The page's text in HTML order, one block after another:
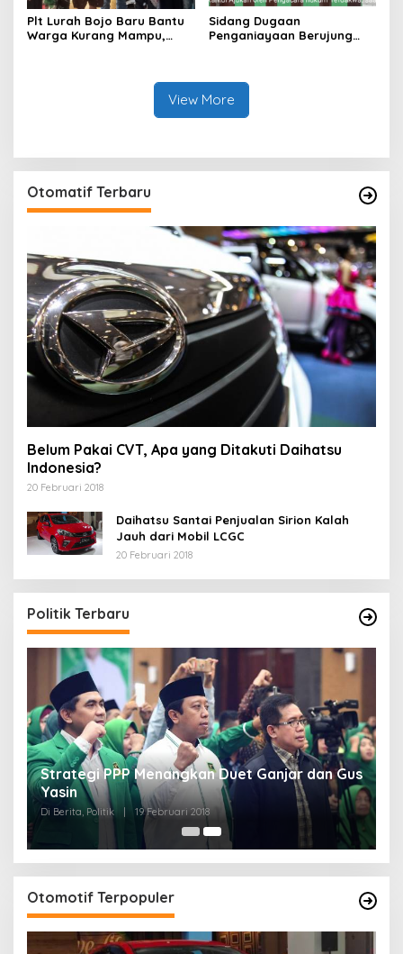
Plt Lurah Bojo Baru Bantu
Warga Kurang Mampu,
Sidang Dugaan
Penganiayaan Berujung
Terdakwa Terlihat di Pasar
Saat Hari Kejadian
View More
Otomatif Terbaru
Belum Pakai CVT, Apa yang Ditakuti Daihatsu
Indonesia?
20 Februari 2018
Daihatsu Santai Penjualan Sirion Kalah
Jauh dari Mobil LCGC
20 Februari 2018
Politik Terbaru
Strategi PPP Menangkan Duet Ganjar dan Gus
Yasin
Di Berita, Politik | 19 Februari 2018
Otomotif Terpopuler